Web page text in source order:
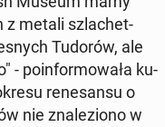
z metali szla­chet­
Tudorów, ale
- po­in­for­mo­wa­ła ku­
re­ne­san­su o
nie zna­le­zio­no w